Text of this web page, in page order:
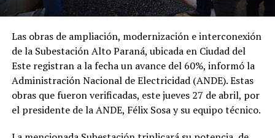
Las obras de ampliación, modernización e interconexión
de la Subestación Alto Paraná, ubicada en Ciudad del
Este registran a la fecha un avance del 60%, informó la
Administración Nacional de Electricidad (ANDE). Estas
obras que fueron verificadas, este jueves 27 de abril, por
el presidente de la ANDE, Félix Sosa y su equipo técnico.